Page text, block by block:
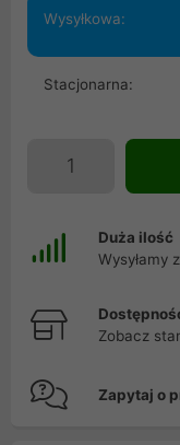
Wysyłkowa:
Stacjonarna:
Duża ilość
Wysyłamy
Zobacz
Zapytaj o